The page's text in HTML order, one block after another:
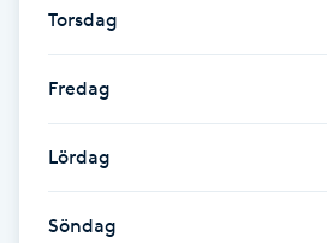
Hälsprickor
Idrottsmassage
Torsdag
Fredag
Lördag
Söndag